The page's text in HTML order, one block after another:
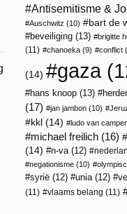
Antisemitisme &
Auschwitz (10) bart de
beveiliging (13) brigitte
(11)
chanoeka (9) conflict
(14) gaza
hans knoop (13)
(17)
jan jambon (10)
kkl (14) ludo van
michael freilich (16)
(14)
n-va(12)
negationisme (10)
syrië (12) unia(12)
(11)
vlaams belang (11)